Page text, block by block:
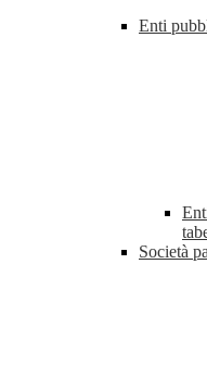
Enti
Società